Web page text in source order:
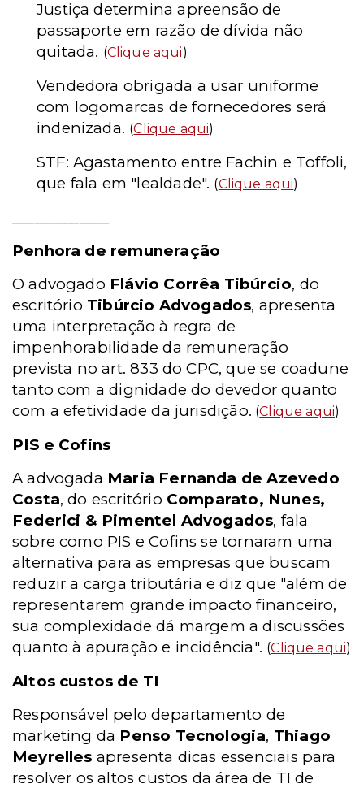
Justiça determina apreensão de
passaporte em razão de dívida não
quitada. (Clique aqui)
Vendedora obrigada a usar uniforme
com logomarcas de fornecedores será
indenizada. (Clique aqui)
STF: Agastamento entre Fachin e Toffoli,
que fala em "lealdade". (Clique aqui)
Penhora de remuneração
O advogado Flávio Corrêa Tibúrcio, do
escritório Tibúrcio Advogados, apresenta
uma interpretação à regra de
impenhorabilidade da remuneração
prevista no art. 833 do CPC, que se coadune
tanto com a dignidade do devedor quanto
com a efetividade da jurisdição. (Clique aqui)
PIS e Cofins
A advogada Maria Fernanda de Azevedo
Costa, do escritório Comparato, Nunes,
Federici & Pimentel Advogados, fala
sobre como PIS e Cofins se tornaram uma
alternativa para as empresas que buscam
reduzir a carga tributária e diz que "além de
representarem grande impacto financeiro,
sua complexidade dá margem a discussões
quanto à apuração e incidência". (Clique aqui)
Altos custos de TI
Responsável pelo departamento de
marketing da Penso Tecnologia, Thiago
Meyrelles apresenta dicas essenciais para
resolver os altos custos da área de TI de